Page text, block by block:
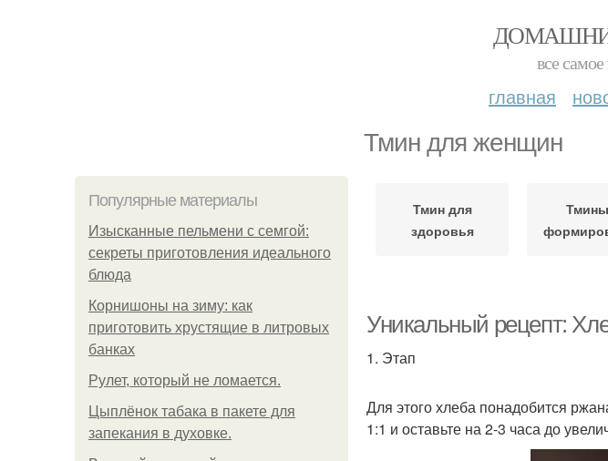
все
главная
Тмин для женщин
Популярные материалы
Изысканные пельмени с семгой:
секреты приготовления идеального
блюда
Корнишоны на зиму: как
приготовить хрустящие в литровых
банках
Рулет, который не ломается.
Цыплёнок табака в пакете для
запекания в духовке.
Тмин для
здоровья
Уникальный рецепт:
1. Этап
Для этого хлеба понадобится
1:1 и оставьте на 2-3 часа до